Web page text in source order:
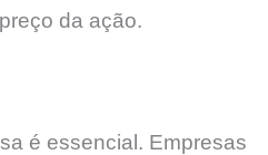
da ação.
é essencial. Empresas